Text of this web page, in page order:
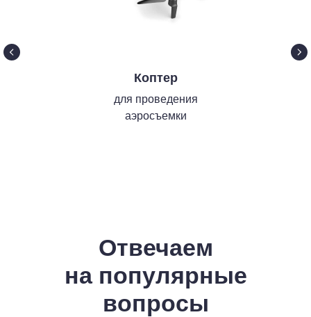
Коптер
для проведения
аэросъемки
Отвечаем
на популярные
вопросы
Кадастровые работы
г. Саранск, ул. Московская,